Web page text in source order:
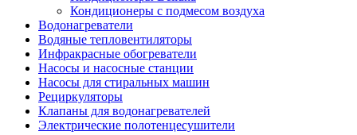
Кондиционеры с подмесом воздуха
Водонагреватели
Водяные тепловентиляторы
Инфракрасные обогреватели
Насосы и насосные станции
Насосы для стиральных машин
Рециркуляторы
Клапаны для водонагревателей
Электрические полотенцесушители